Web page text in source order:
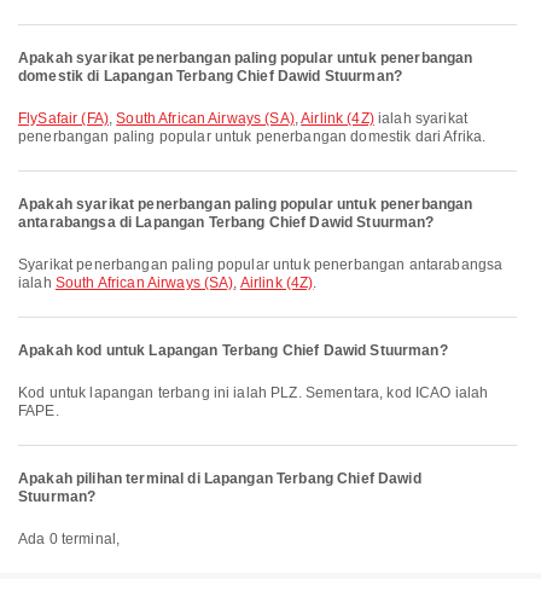
Apakah syarikat penerbangan paling popular untuk penerbangan
domestik di Lapangan Terbang Chief Dawid Stuurman?
FlySafair (FA),South African Airways (SA),Airlink (4Z)ialah syarikat
penerbangan paling popular untuk penerbangan domestik dari Afrika.
Apakah syarikat penerbangan paling popular untuk penerbangan
antarabangsa di Lapangan Terbang Chief Dawid Stuurman?
Syarikat penerbangan paling popular untuk penerbangan antarabangsa
ialah South African Airways (SA), Airlink (4Z).
Apakah kod untuk Lapangan Terbang Chief Dawid Stuurman?
Kod untuk lapangan terbang ini ialah PLZ. Sementara, kod ICAO ialah
FAPE.
Apakah pilihan terminal di Lapangan Terbang Chief Dawid
Stuurman?
Ada 0 terminal,